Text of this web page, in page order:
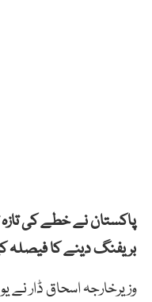
پاکستان نے خطے کی
بریفنگ دینے کا فیصلہ
وزیرخارجہ اسحاق ڈار